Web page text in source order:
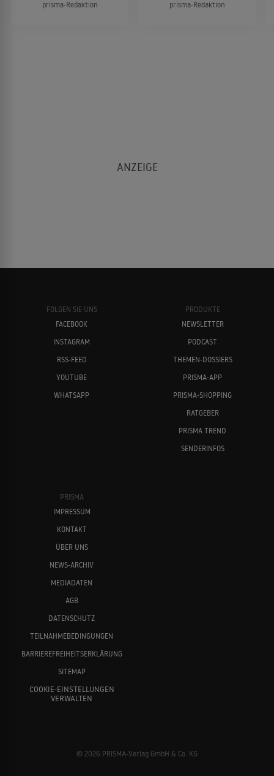
prisma-Redaktion prisma-Redaktion
FOLGEN SIE UNS
FACEBOOK
INSTAGRAM
RSS-FEED
YOUTUBE
WHATSAPP
PRODUKTE
NEWSLETTER
PODCAST
THEMEN-DOSSIERS
PRISMA-APP
PRISMA-SHOPPING
RATGEBER
PRISMA TREND
SENDERINFOS
PRISMA
IMPRESSUM
KONTAKT
ÜBER UNS
NEWS-ARCHIV
MEDIADATEN
AGB
DATENSCHUTZ
TEILNAHMEBEDINGUNGEN
BARRIEREFREIHEITSERKLÄRUNG
SITEMAP
COOKIE-EINSTELLUNGEN
VERWALTEN
© 2026 PRISMA-Verlag GmbH & Co. KG